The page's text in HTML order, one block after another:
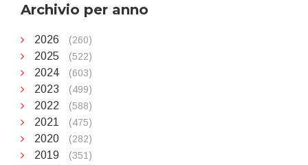
Archivio per anno
2026 (260)
2025 (522)
2024 (603)
2023 (499)
2022 (588)
2021 (475)
2020 (282)
2019 (351)